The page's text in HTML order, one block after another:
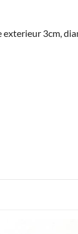
3cm,